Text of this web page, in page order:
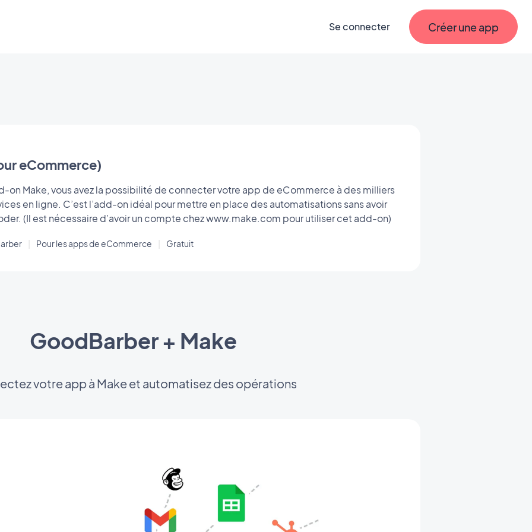
Se connecter Créer une app
eCommerce)
on Make, vous avez la possibilité de connecter votre app de eCommerce à des milliers
en ligne. C’est l’add-on idéal pour mettre en place des automatisations sans avoir
besoin de coder. (Il est nécessaire d’avoir un compte chez www.make.com pour utiliser cet add-on)
Pour les apps de eCommerce Gratuit
GoodBarber + Make
votre app à Make et automatisez des opérations